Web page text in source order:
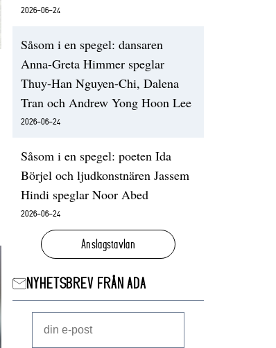
2026-06-24
Såsom i en spegel: dansaren
Anna-Greta Himmer speglar
Thuy-Han Nguyen-Chi, Dalena
Tran och Andrew Yong Hoon Lee
2026-06-24
Såsom i en spegel: poeten Ida
Börjel och ljudkonstnären Jassem
Hindi speglar Noor Abed
2026-06-24
Anslagstavlan
NYHETSBREV FRÅN ADA